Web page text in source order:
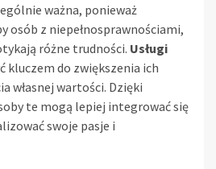
ważna, ponieważ
osób z niepełnosprawnościami,
różne trudności. Usługi
kluczem do zwiększenia ich
własnej wartości. Dzięki
te mogą lepiej integrować się
swoje pasje i